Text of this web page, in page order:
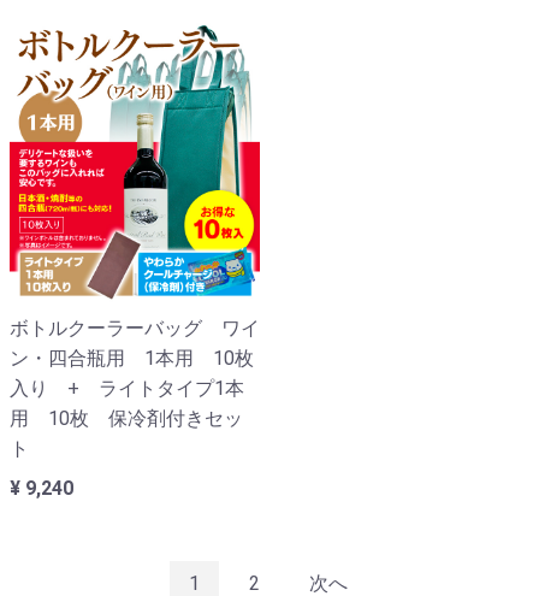
ボトルクーラーバッグ ワイ
ン・四合瓶用 1本用 10枚
入り + ライトタイプ1本
用 10枚 保冷剤付きセッ
ト
¥ 9,240
1 2 次へ